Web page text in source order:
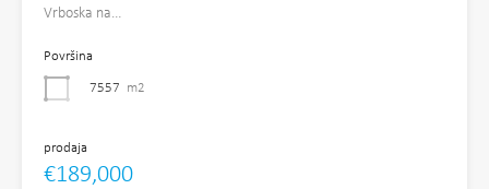
Vrboska na…
Površina
7557 m2
prodaja
€189,000